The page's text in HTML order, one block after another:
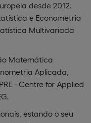
desde 2012.
e Econometria
Multivariada
Matemática
Aplicada,
- Centre for Applied
estando o seu